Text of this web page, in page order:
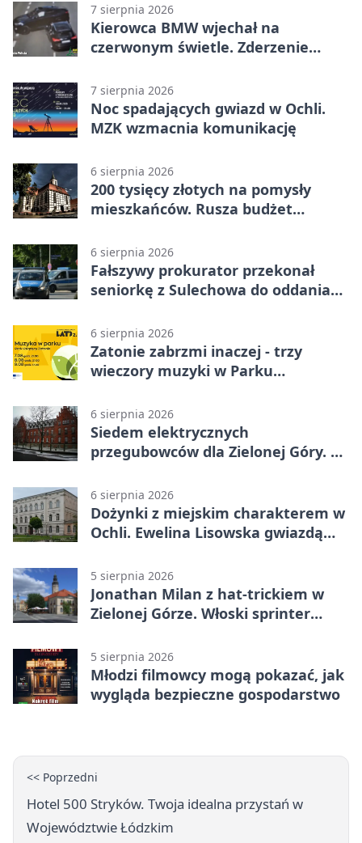
7 sierpnia 2026
Kierowca BMW wjechał na
czerwonym świetle. Zderzenie
7 sierpnia 2026
Noc spadających gwiazd w Ochli.
MZK wzmacnia komunikację
6 sierpnia 2026
200 tysięcy złotych na pomysły
mieszkańców. Rusza budżet
6 sierpnia 2026
Fałszywy prokurator przekonał
seniorkę z Sulechowa do oddania
6 sierpnia 2026
Zatonie zabrzmi inaczej - trzy
wieczory muzyki w Parku
6 sierpnia 2026
Siedem elektrycznych
przegubowców dla Zielonej Góry. To
6 sierpnia 2026
Dożynki z miejskim charakterem w
Ochli. Ewelina Lisowska gwiazdą
5 sierpnia 2026
Jonathan Milan z hat-trickiem w
Zielonej Górze. Włoski sprinter
5 sierpnia 2026
Młodzi filmowcy mogą pokazać, jak
wygląda bezpieczne gospodarstwo
<< Poprzedni
Hotel 500 Stryków. Twoja idealna przystań w
Województwie Łódzkim